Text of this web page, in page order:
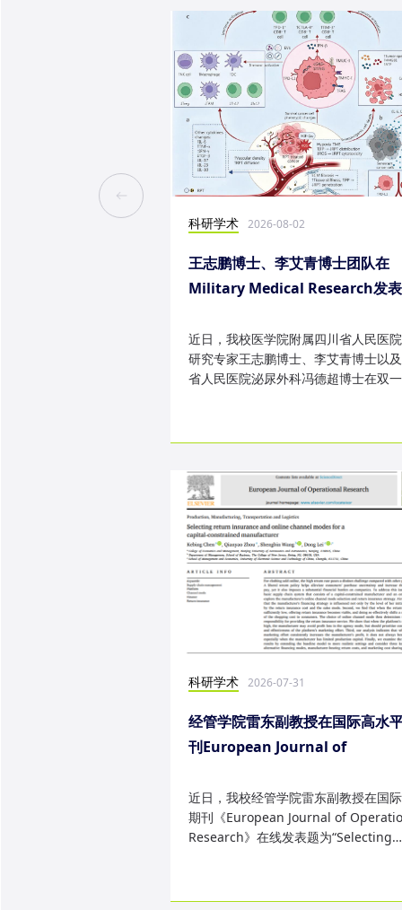
科研学术 2026-08-02
王志鹏博士、李艾青博士团队在
Military Medical Research发
近日，我校医学院附属四川省人民医
研究专家王志鹏博士、李艾青博士以
省人民医院泌尿外科冯德超博士在双
科研学术 2026-07-31
经管学院雷东副教授在国际高水
刊European Journal of
果
近日，我校经管学院雷东副教授在国
期刊《European Journal of
Research》在线发表题为“Selecting